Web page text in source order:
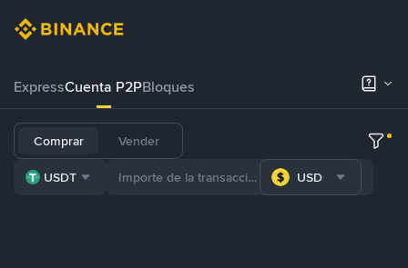
ExpressCuenta P2PBloques
Comprar Vender
USDT USD